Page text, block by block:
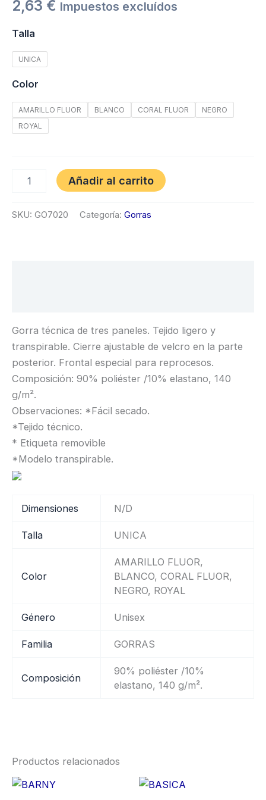
2,63 € Impuestos excluídos
Talla
UNICA
Color
AMARILLO FLUOR BLANCO CORAL FLUOR
NEGRO
ROYAL
Añadir al carrito
SKU: GO7020 Categoría: Gorras
Gorra técnica de tres paneles. Tejido ligero y
transpirable. Cierre ajustable de velcro en la parte
posterior. Frontal especial para reprocesos.
Composición: 90% poliéster /10% elastano, 140
g/m².
Observaciones: *Fácil secado.
*Tejido técnico.
* Etiqueta removible
*Modelo transpirable.
Dimensiones N/D
Talla UNICA
Color
AMARILLO FLUOR,
BLANCO, CORAL FLUOR,
NEGRO, ROYAL
Género Unisex
Familia GORRAS
Composición
90% poliéster /10%
elastano, 140 g/m².
Productos relacionados
Este